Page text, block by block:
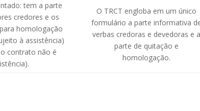
tem a parte
credores e os
homologação
à assistência)
contrato não é
O TRCT engloba em um único
formulário a parte informativa
verbas credoras e devedoras e a
parte de quitação e
homologação.